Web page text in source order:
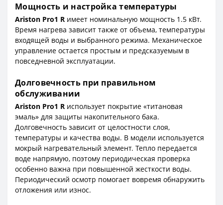
Мощность и настройка температуры
Ariston Pro1 R имеет номинальную мощность 1.5 кВт.
Время нагрева зависит также от объема, температуры
входящей воды и выбранного режима. Механическое
управление остается простым и предсказуемым в
повседневной эксплуатации.
Долговечность при правильном
обслуживании
Ariston Pro1 R использует покрытие «титановая
эмаль» для защиты накопительного бака.
Долговечность зависит от целостности слоя,
температуры и качества воды. В модели используется
мокрый нагревательный элемент. Тепло передается
воде напрямую, поэтому периодическая проверка
особенно важна при повышенной жесткости воды.
Периодический осмотр помогает вовремя обнаружить
отложения или износ.